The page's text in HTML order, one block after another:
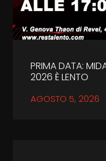
PRIMA DATA:
2026 È LENTO
AGOSTO 5, 2026